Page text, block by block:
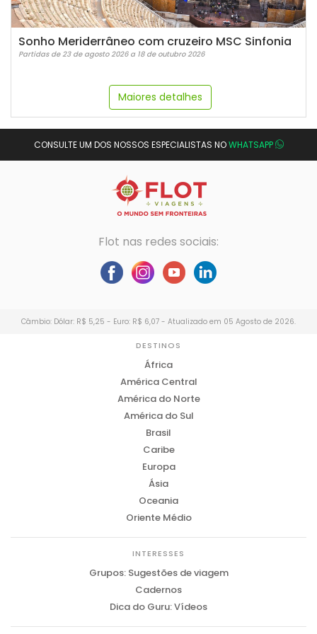
Sonho Meriderrâneo com cruzeiro MSC Sinfonia
Partidas de 23 de agosto 2026 a 18 de outubro 2026
Maiores detalhes
CONSULTE UM DOS NOSSOS ESPECIALISTAS NOWHATSAPP
Flot nas redes sociais:
Câmbio: Dólar: R$ 5,25 - Euro: R$ 6,07 - Atualizado em 05 Agosto de 2026.
DESTINOS
África
América Central
América do Norte
América do Sul
Brasil
Caribe
Europa
Ásia
Oceania
Oriente Médio
INTERESSES
Grupos: Sugestões de viagem
Cadernos
Dica do Guru: Vídeos